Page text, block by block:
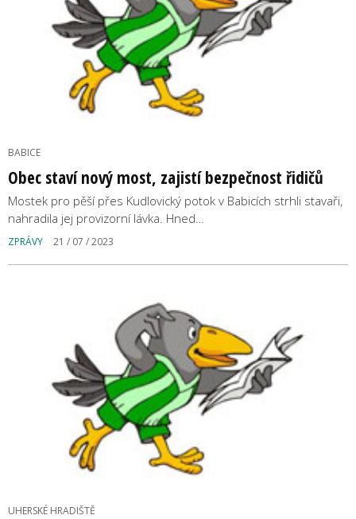
BABICE
Obec staví nový most, zajistí bezpečnost řidičů
Mostek pro pěší přes Kudlovický potok v Babicích strhli stavaři,
nahradila jej provizorní lávka. Hned…
ZPRÁVY 21 / 07 / 2023
UHERSKÉ HRADIŠTĚ